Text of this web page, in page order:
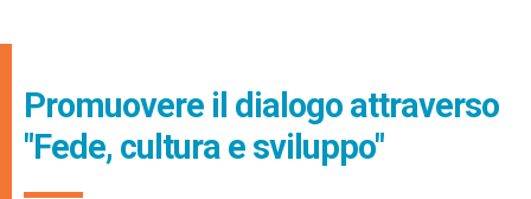
Promuovere il dialogo attraverso
"Fede, cultura e sviluppo"